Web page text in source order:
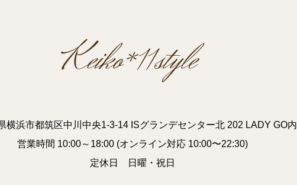
横浜市都筑区中川中央1-3-14 ISグランデセンター北 202 LADY GO内
営業時間 10:00～18:00 (オンライン対応 10:00〜22:30)
定休日 日曜・祝日